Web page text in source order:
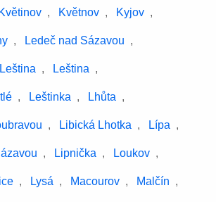
Květinov , Květnov , Kyjov ,
, Ledeč nad Sázavou ,
Leština , Leština ,
, Leštinka , Lhůta ,
, Libická Lhotka , Lípa ,
, Lipnička , Loukov ,
, Lysá , Macourov , Malčín ,